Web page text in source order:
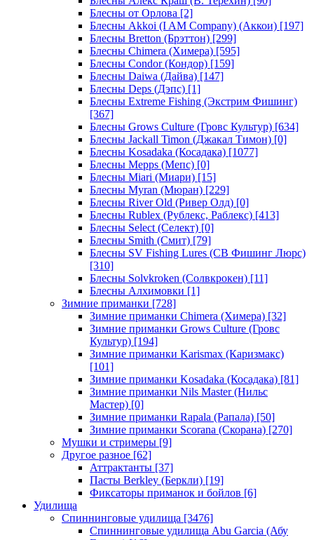
Блесны от Орлова [2]
Блесны Akkoi (I AM Company) (Аккои) [197]
Блесны Bretton (Брэттон) [299]
Блесны Chimera (Химера) [595]
Блесны Condor (Кондор) [159]
Блесны Daiwa (Дайва) [147]
Блесны Deps (Дэпс) [1]
Блесны Extreme Fishing (Экстрим Фишинг)
[367]
Блесны Grows Culture (Гровс Культур) [634]
Блесны Jackall Timon (Джакал Тимон) [0]
Блесны Kosadaka (Косадака) [1077]
Блесны Mepps (Мепс) [0]
Блесны Miari (Миари) [15]
Блесны Myran (Мюран) [229]
Блесны River Old (Ривер Олд) [0]
Блесны Rublex (Рублекс, Раблекс) [413]
Блесны Select (Селект) [0]
Блесны Smith (Смит) [79]
Блесны SV Fishing Lures (СВ Фишинг Люрс)
[310]
Блесны Solvkroken (Солвкрокен) [11]
Блесны Алхимовки [1]
Зимние приманки [728]
Зимние приманки Chimera (Химера) [32]
Зимние приманки Grows Culture (Гровс
Культур) [194]
Зимние приманки Karismax (Каризмакс)
[101]
Зимние приманки Kosadaka (Косадака) [81]
Зимние приманки Nils Master (Нильс
Мастер) [0]
Зимние приманки Rapala (Рапала) [50]
Зимние приманки Scorana (Скорана) [270]
Мушки и стримеры [9]
Другое разное [62]
Аттрактанты [37]
Пасты Berkley (Беркли) [19]
Фиксаторы приманок и бойлов [6]
Удилища
Спиннинговые удилища [3476]
Спиннинговые удилища Abu Garcia (Абу